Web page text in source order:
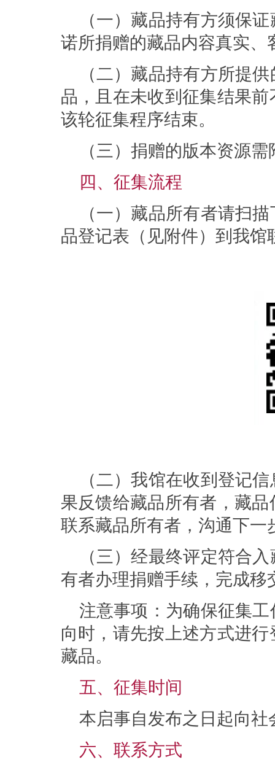
（一）藏品持有方须保
诺所捐赠的藏品内容真实
（二）藏品持有方所提
品，且在未收到征集结果
该轮征集程序结束。
（三）捐赠的版本资源
四、征集流程
（一）藏品所有者请扫
品登记表（见附件）到我
（二）我馆在收到登记
果反馈给藏品所有者，藏
联系藏品所有者，沟通下一
（三）经最终评定符合
有者办理捐赠手续，完成移
注意事项：为确保征集
向时，请先按上述方式进
藏品。
五、征集时间
本启事自发布之日起向
六、联系方式